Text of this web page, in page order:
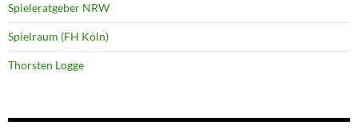
Spieleratgeber NRW
Spielraum (FH Köln)
Thorsten Logge